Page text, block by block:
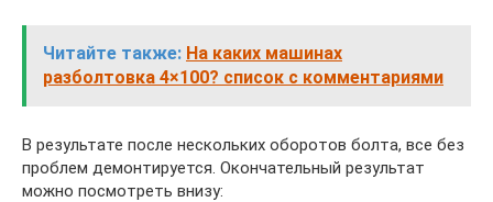
Читайте также: На каких машинах
разболтовка 4×100? список с комментариями
В результате после нескольких оборотов болта, все без
проблем демонтируется. Окончательный результат
можно посмотреть внизу: